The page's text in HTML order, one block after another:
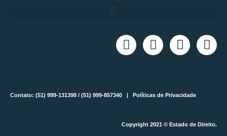
Contato: (51) 999-131398 / (51) 999-857340 | Políticas de Privacidade
Copyright 2021 © Estado de Direito.